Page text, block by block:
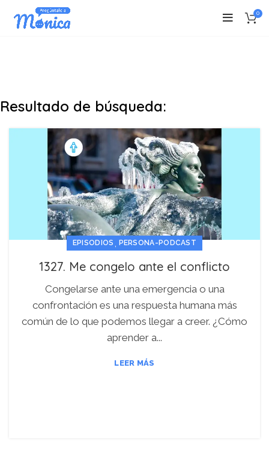
0
Resultado de búsqueda:
EPISODIOS PERSONA-PODCAST
1327. Me congelo ante el conflicto
Congelarse ante una emergencia o una
confrontación es una respuesta humana más
común de lo que podemos llegar a creer. ¿Cómo
aprender a...
LEER MÁS